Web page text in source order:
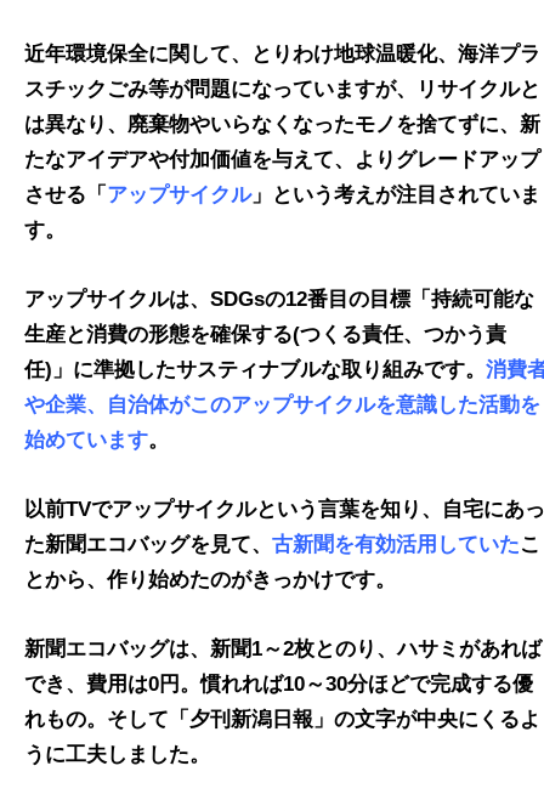
近年環境保全に関して、とりわけ地球温暖化、海洋プラ
スチックごみ等が問題になっていますが、リサイクルと
は異なり、廃棄物やいらなくなったモノを捨てずに、新
たなアイデアや付加価値を与えて、よりグレードアップ
させる「 アップサイクル」という考えが注目されていま
す。
アップサイクルは、SDGsの12番目の目標「持続可能な
生産と消費の形態を確保する(つくる責任、つかう責
任)」に準拠したサスティナブルな取り組みです。 消費
や企業、自治体がこのアップサイクルを意識した活動を
始めています。
以前TVでアップサイクルという言葉を知り、自宅にあっ
た新聞エコバッグを見て、 古新聞を有効活用していたこ
とから、作り始めたのがきっかけです。
新聞エコバッグは、新聞1～2枚とのり、ハサミがあれば
でき、費用は0円。慣れれば10～30分ほどで完成する優
れもの。そして「夕刊新潟日報」の文字が中央にくるよ
うに工夫しました。